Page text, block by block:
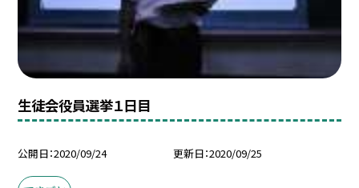
生徒会役員選挙１日目
公開日 2020/09/24 更新日 2020/09/25